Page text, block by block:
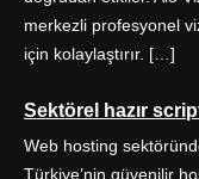
merkezli profesyonel
için kolaylaştırır. […]
Sektörel hazır
Web hosting
Türkiye’nin güvenilir